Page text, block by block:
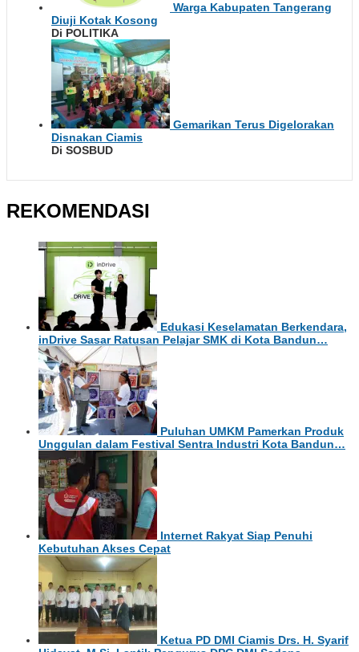
Warga Kabupaten Tangerang
Diuji Kotak Kosong
Di POLITIKA
Gemarikan Terus Digelorakan
Disnakan Ciamis
Di SOSBUD
REKOMENDASI
Edukasi Keselamatan Berkendara,
inDrive Sasar Ratusan Pelajar SMK di Kota Bandun…
Puluhan UMKM Pamerkan Produk
Unggulan dalam Festival Sentra Industri Kota Bandun…
Internet Rakyat Siap Penuhi
Kebutuhan Akses Cepat
Ketua PD DMI Ciamis Drs. H. Syarif